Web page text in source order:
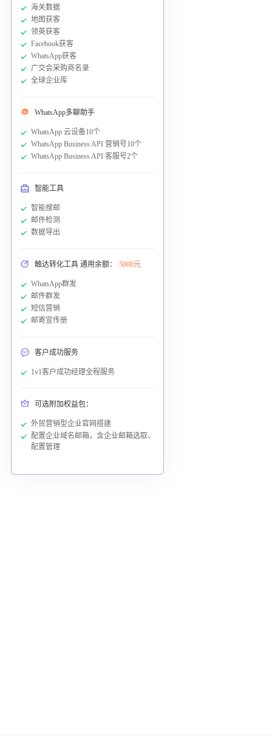
海关数据
地图获客
领英获客
Facebook获客
WhatsApp获客
广交会采购商名录
全球企业库
WhatsApp多聊助手
WhatsApp 云设备10个
WhatsApp Business API 营销号10个
WhatsApp Business API 客服号2个
智能工具
智能搜邮
邮件检测
数据导出
触达转化工具 通用余额： 5000元
WhatsApp群发
邮件群发
短信营销
邮寄宣传册
客户成功服务
1v1客户成功经理全程服务
可选附加权益包：
外贸营销型企业官网搭建
配置企业域名邮箱，含企业邮箱选取、
配置管理